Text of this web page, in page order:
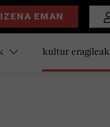
IZENA EMAN
kultur eragileak